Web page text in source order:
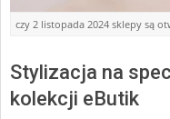
czy 2 listopada 2024 sklepy są
Stylizacja na
kolekcji eButik